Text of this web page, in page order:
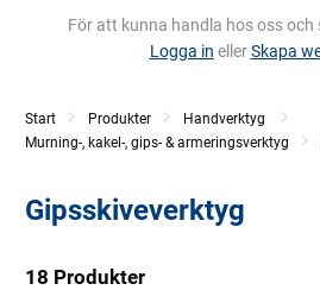
För att kunna handla hos oss och
Logga in ellerSkapa
Start Produkter
Handverktyg
Murning-, kakel-, gips- & armeringsverktyg
Gipsskiveverktyg
18 Produkter